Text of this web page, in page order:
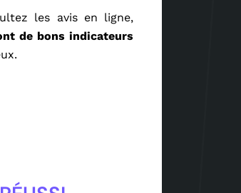
les avis en ligne,
de bons indicateurs